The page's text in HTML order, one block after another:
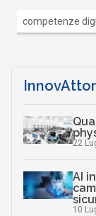
22
AI
10